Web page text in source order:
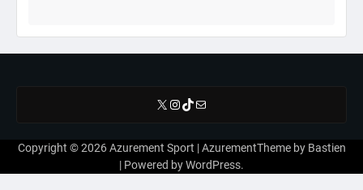
X Instagram
TikTok
E-mail
Copyright © 2026Azurement Sport | AzurementTheme by Bastien
| Powered byWordPress.